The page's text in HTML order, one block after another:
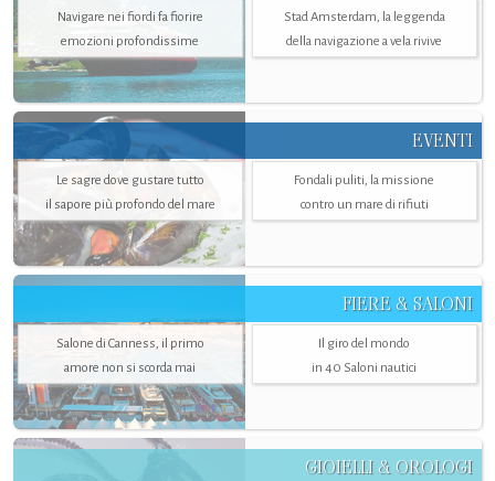
Navigare nei fiordi fa fiorire
emozioni profondissime
Stad Amsterdam, la leggenda
della navigazione a vela rivive
EVENTI
Le sagre dove gustare tutto
il sapore più profondo del mare
Fondali puliti, la missione
contro un mare di rifiuti
FIERE & SALONI
Salone di Canness, il primo
amore non si scorda mai
Il giro del mondo
in 40 Saloni nautici
GIOIELLI & OROLOGI